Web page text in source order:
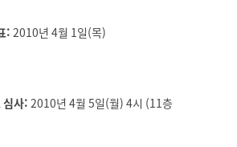
: 2010년 4월 1일(목)
심사: 2010년 4월 5일(월) 4시 (11층